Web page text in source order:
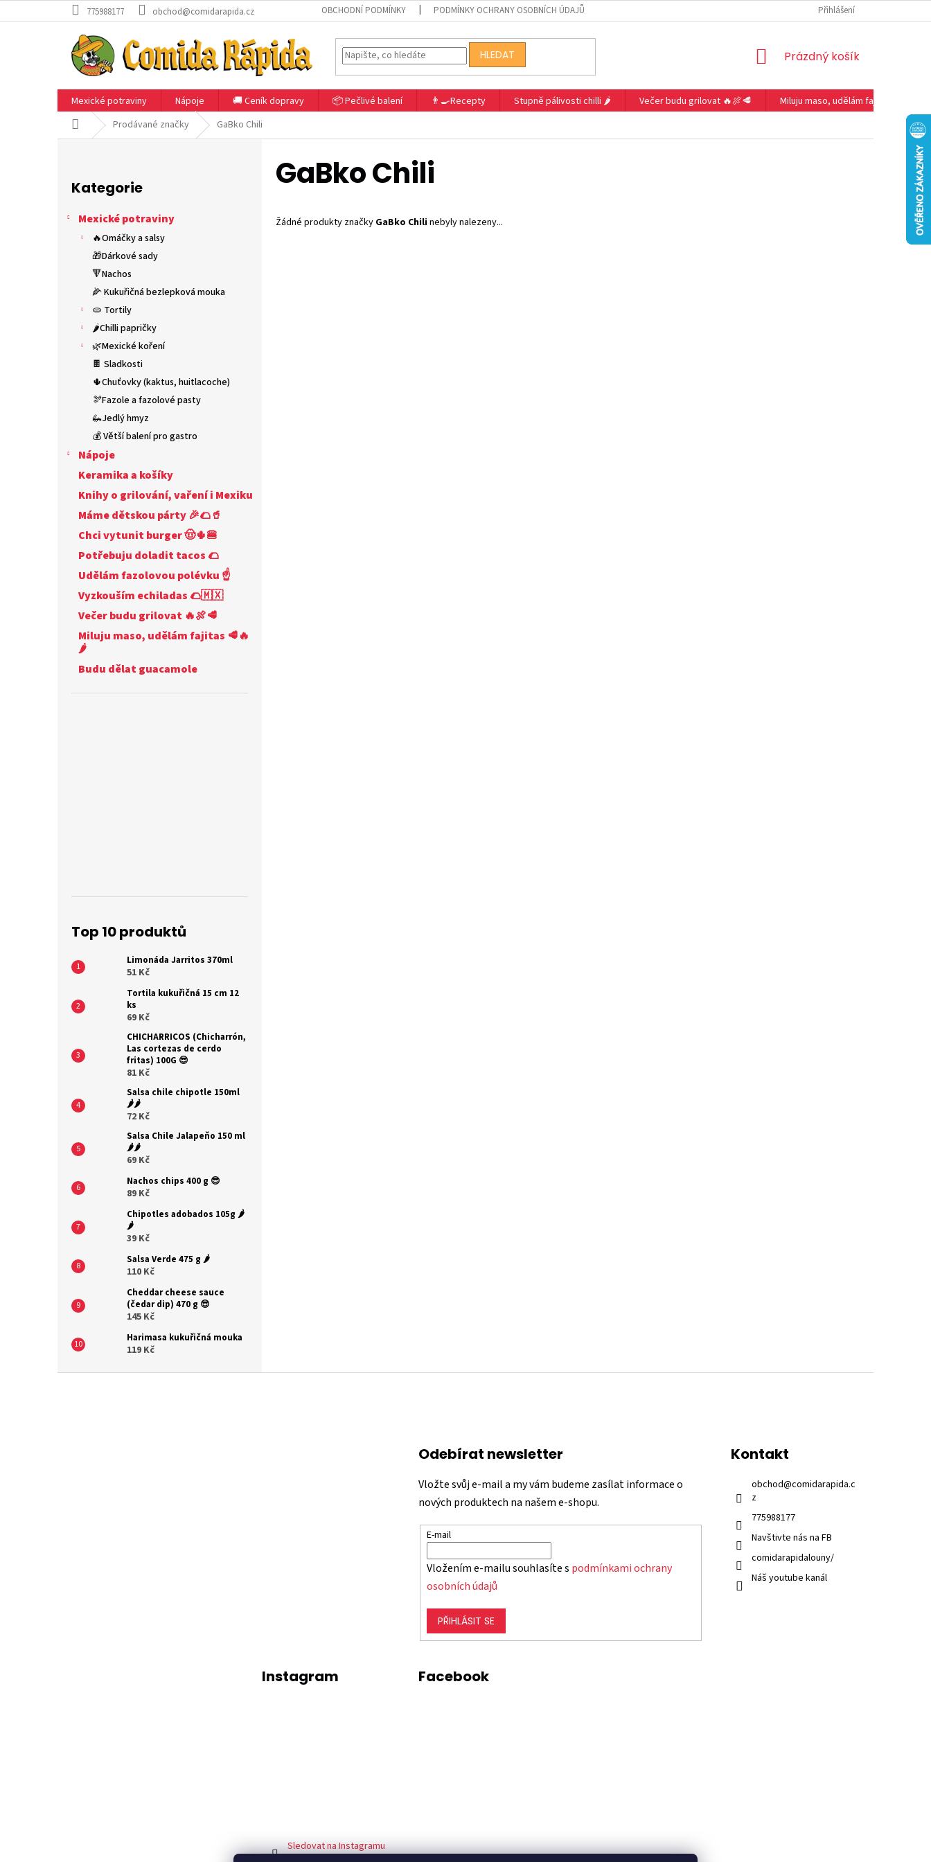
na
775988177 obchod@comidarapida.cz OBCHODNÍ PODMÍNKY PODMÍNKY OCHRANY OSOBNÍCH ÚDAJŮ Přihlášení
HLEDAT
NÁKUPNÍ
Prázdný košík
Mexické potraviny Nápoje 🚚 Ceník dopravy 📦 Pečlivé balení 👨‍🍳Recepty Stupně pálivosti chilli 🌶️ Večer budu grilovat 🔥🍖🥩
Miluju maso, udělám fajitas 🥩🔥🌶️
Domů Prodávané značky GaBko Chili
kategorie
Kategorie
Mexické potraviny
🔥Omáčky a salsy
🎁Dárkové sady
🔻Nachos
🌽 Kukuřičná bezlepková mouka
🫓 Tortily
🌶️Chilli papričky
🌿Mexické koření
🍫 Sladkosti
🌵Chuťovky (kaktus, huitlacoche)
🫘Fazole a fazolové pasty
🦗Jedlý hmyz
💰 Větší balení pro gastro
Nápoje
Keramika a košíky
Knihy o grilování, vaření i Mexiku
Máme dětskou párty 🎉🌮🥤
Chci vytunit burger 🤠🌵🍔
Potřebuju doladit tacos 🌮
Udělám fazolovou polévku ☝
Vyzkouším echiladas 🌮🇲🇽
Večer budu grilovat 🔥🍖🥩
Miluju maso, udělám fajitas 🥩🔥
🌶️
Budu dělat guacamole
Top 10 produktů
Limonáda Jarritos 370ml
51 Kč
Tortila kukuřičná 15 cm 12
ks
69 Kč
CHICHARRICOS (Chicharrón,
Las cortezas de cerdo
fritas) 100G 😎
81 Kč
Salsa chile chipotle 150ml
🌶️🌶️
72 Kč
Salsa Chile Jalapeňo 150 ml
🌶️🌶️
69 Kč
Nachos chips 400 g 😎
89 Kč
Chipotles adobados 105g 🌶️
🌶️
39 Kč
Salsa Verde 475 g 🌶️
110 Kč
Cheddar cheese sauce
(čedar dip) 470 g 😎
145 Kč
Harimasa kukuřičná mouka
119 Kč
GaBko Chili
Žádné produkty značky GaBko Chilinebyly nalezeny...
Odebírat newsletter
Vložte svůj e-mail a my vám budeme zasílat informace o
nových produktech na našem e-shopu.
E-mail
Vložením e-mailu souhlasíte s podmínkami ochrany
osobních údajů
PŘIHLÁSIT SE
Kontakt
obchod@comidarapida.c
z
775988177
Navštivte nás na FB
comidarapidalouny/
Náš youtube kanál
Instagram
Sledovat na Instagramu
Facebook